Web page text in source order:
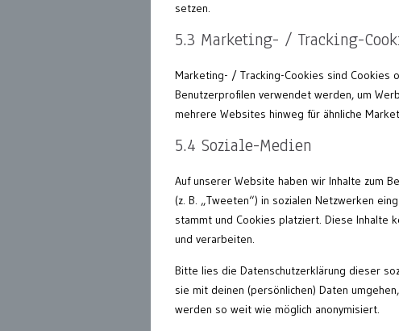
setzen.
5.3 Marketing- / Tracking-
Marketing- / Tracking-Cookies sind Cookies
Benutzerprofilen verwendet werden, um
mehrere Websites hinweg für ähnliche
5.4 Soziale-Medien
Auf unserer Website haben wir Inhalte zum
(z. B. „Tweeten“) in sozialen Netzwerken
stammt und Cookies platziert. Diese Inhalte
und verarbeiten.
Bitte lies die Datenschutzerklärung dieser
sie mit deinen (persönlichen) Daten
werden so weit wie möglich anonymisiert.